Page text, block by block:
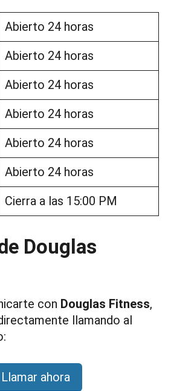
Abierto 24 horas
Abierto 24 horas
Abierto 24 horas
Abierto 24 horas
Abierto 24 horas
Abierto 24 horas
Cierra a las 15:00 PM
Douglas
con Douglas Fitness,
llamando al
Llamar ahora